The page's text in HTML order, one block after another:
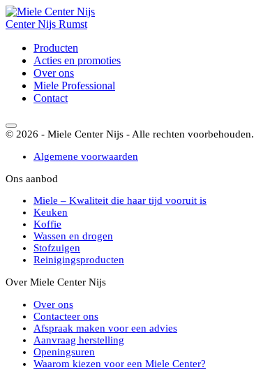
CenterNijs Rumst
Producten
Acties en promoties
Over ons
Miele Professional
Contact
© 2026 - Miele Center Nijs - Alle rechten voorbehouden.
Algemene voorwaarden
Ons aanbod
Miele – Kwaliteit die haar tijd vooruit is
Keuken
Koffie
Wassen en drogen
Stofzuigen
Reinigingsproducten
Over Miele Center Nijs
Over ons
Contacteer ons
Afspraak maken voor een advies
Aanvraag herstelling
Openingsuren
Waarom kiezen voor een Miele Center?